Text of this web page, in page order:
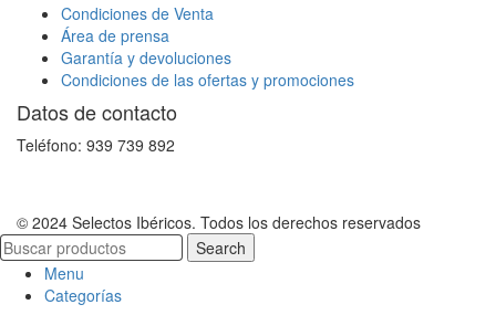
Condiciones de Venta
Área de prensa
Garantía y devoluciones
Condiciones de las ofertas y promociones
Datos de contacto
Teléfono: 939 739 892
© 2024 Selectos Ibéricos. Todos los derechos reservados
Search
Menu
Categorías